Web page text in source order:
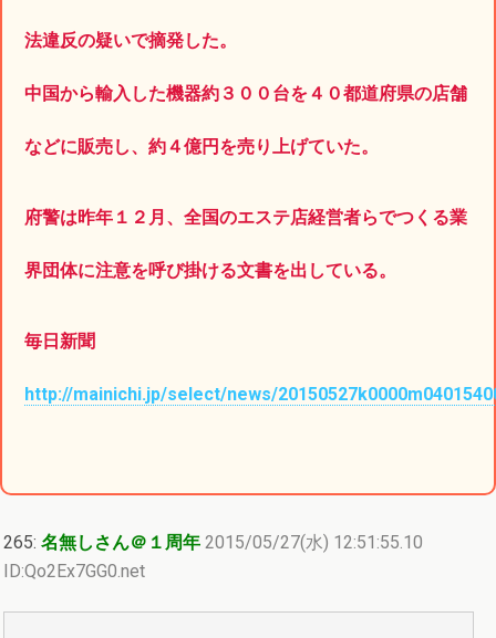
法違反の疑いで摘発した。
中国から輸入した機器約３００台を４０都道府県の店舗
などに販売し、約４億円を売り上げていた。
府警は昨年１２月、全国のエステ店経営者らでつくる業
界団体に注意を呼び掛ける文書を出している。
毎日新聞
http://mainichi.jp/select/news/
265: 名無しさん＠１周年 2015/05/27(水) 12:51:55.10
ID:Qo2Ex7GG0.net